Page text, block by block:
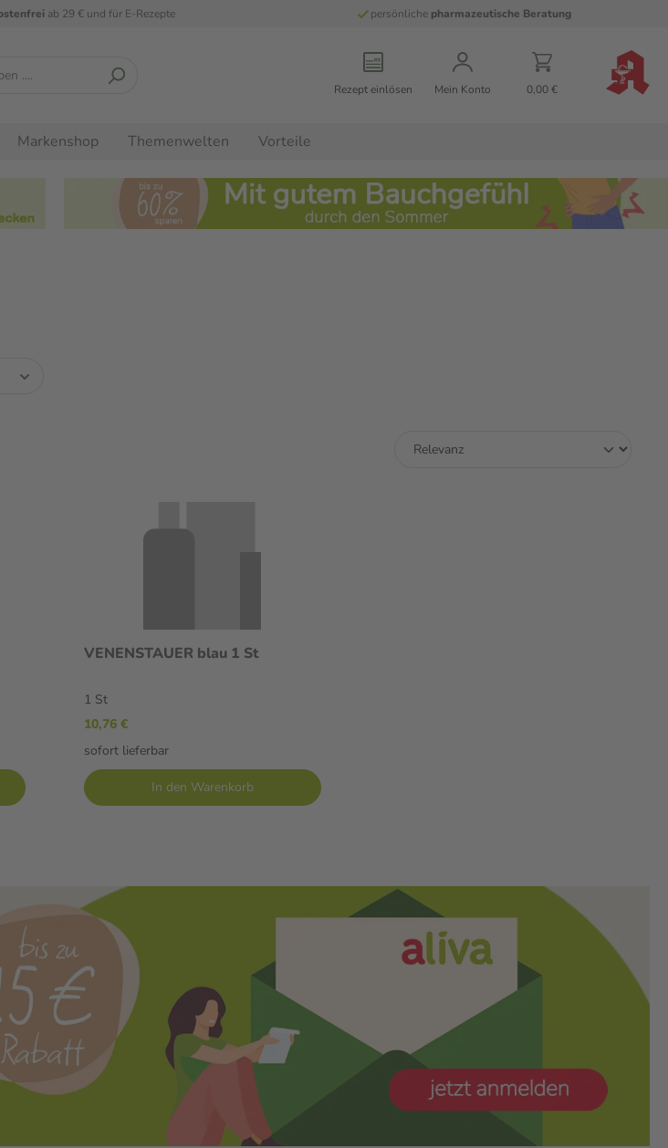
ab 29 € und für E-Rezepte persönliche pharmazeutische Beratung
Rezept einlösen Mein Konto 0,00 €
Markenshop Themenwelten Vorteile
VENENSTAUER blau 1 St
1 St
10,76 €
sofort lieferbar
In den Warenkorb